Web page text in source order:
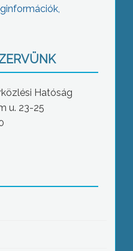
Hatóság
u. 23-25